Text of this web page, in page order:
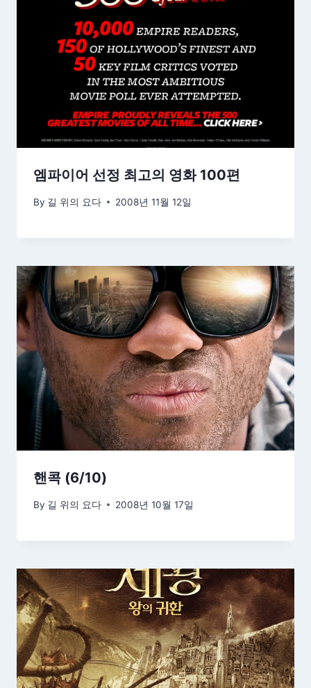
엠파이어 선정 최고의 영화 100편
By 길 위의 요다 2008년 11월 12일
핸콕 (6/10)
By 길 위의 요다 2008년 10월 17일